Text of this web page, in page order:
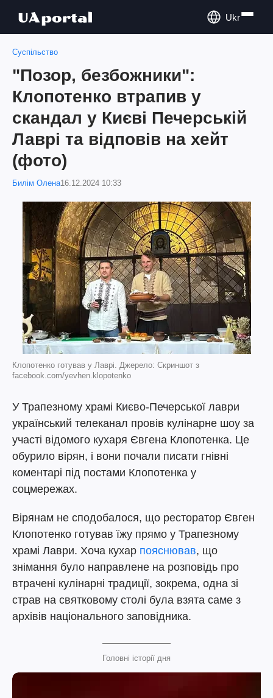
Ukr
Суспільство
"Позор, безбожники":
Клопотенко втрапив у
скандал у Києві Печерській
Лаврі та відповів на хейт
(фото)
Билім Олена16.12.2024 10:33
Клопотенко готував у Лаврі. Джерело: Скриншот з
facebook.com/yevhen.klopotenko
У Трапезному храмі Києво-Печерської лаври
український телеканал провів кулінарне шоу за
участі відомого кухаря Євгена Клопотенка. Це
обурило вірян, і вони почали писати гнівні
коментарі під постами Клопотенка у
соцмережах.
Вірянам не сподобалося, що ресторатор Євген
Клопотенко готував їжу прямо у Трапезному
храмі Лаври. Хоча кухар пояснював, що
знімання було направлене на розповідь про
втрачені кулінарні традиції, зокрема, одна зі
страв на святковому столі була взята саме з
архівів національного заповідника.
Головні історії дня